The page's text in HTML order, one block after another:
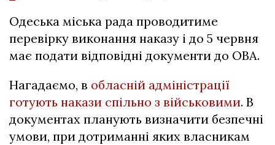
Одеська міська рада проводитиме
перевірку виконання наказу і до 5 червня
має подати відповідні документи до ОВА.
Нагадаємо, в обласній адміністрації
готують накази спільно з військовими. В
документах планують визначити безпечні
умови, при дотриманні яких власникам